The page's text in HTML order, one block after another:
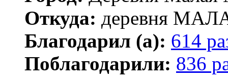
Откуда: деревня
Благодарил (а): 614
Поблагодарили: 836